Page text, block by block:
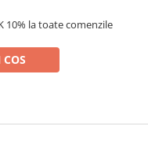
10% la toate comenzile